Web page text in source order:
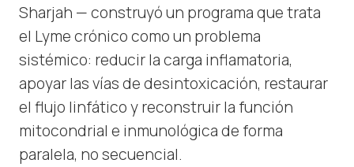
Sharjah — construyó un programa que trata
el Lyme crónico como un problema
sistémico: reducir la carga inflamatoria,
apoyar las vías de desintoxicación, restaurar
el flujo linfático y reconstruir la función
mitocondrial e inmunológica de forma
paralela, no secuencial.